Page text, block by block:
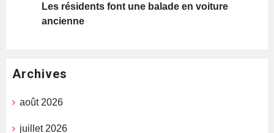
Les résidents font une balade en voiture
ancienne
Archives
août 2026
juillet 2026